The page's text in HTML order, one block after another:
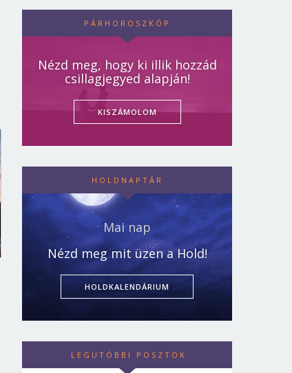
PÁRHOROSZKÓP
Nézd meg, hogy ki illik hozzád
csillagjegyed alapján!
KISZÁMOLOM
HOLDNAPTÁR
Mai nap
Nézd meg mit üzen a Hold!
HOLDKALENDÁRIUM
LEGUTÓBBI POSZTOK